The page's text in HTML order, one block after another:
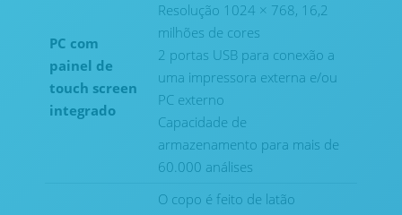
PC com
painel de
touch screen
integrado
Resolução 1024 × 768, 16,2
milhões de cores
2 portas USB para conexão a
uma impressora externa e/ou
PC externo
Capacidade de
armazenamento para mais de
60.000 análises
O copo é feito de latão